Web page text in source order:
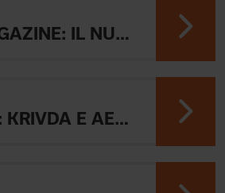
AZIMUT MAGAZINE: IL NUOVO NUMERO
WORLDCUP: KRIVDA E AEBERSOLD VINCONO LA MIDDLE